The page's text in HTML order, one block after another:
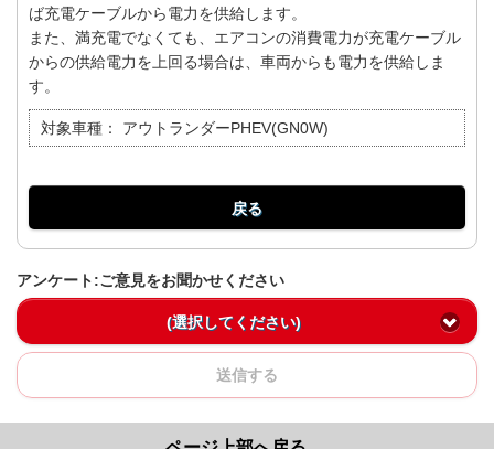
ば充電ケーブルから電力を供給します。
また、満充電でなくても、エアコンの消費電力が充電ケーブル
からの供給電力を上回る場合は、車両からも電力を供給しま
す。
対象車種： アウトランダーPHEV(GN0W)
戻る
アンケート:ご意見をお聞かせください
(選択してください)
送信する